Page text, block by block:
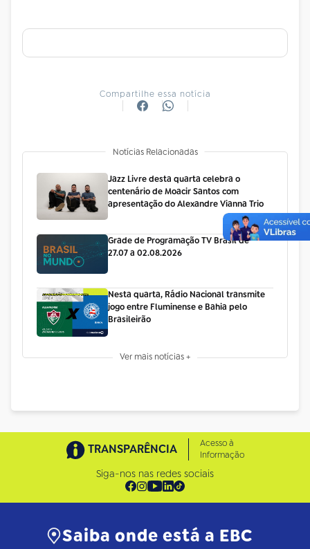
Compartilhe essa notícia
Notícias Relacionadas
Jazz Livre desta quarta celebra o
centenário de Moacir Santos com
apresentação do Alexandre Vianna Trio
Grade de Programação TV Brasil de
27.07 a 02.08.2026
Nesta quarta, Rádio Nacional transmite
jogo entre Fluminense e Bahia pelo
Brasileirão
Ver mais notícias +
TRANSPARÊNCIA
Acesso à
Informação
Siga-nos nas redes sociais
Saiba onde está a EBC